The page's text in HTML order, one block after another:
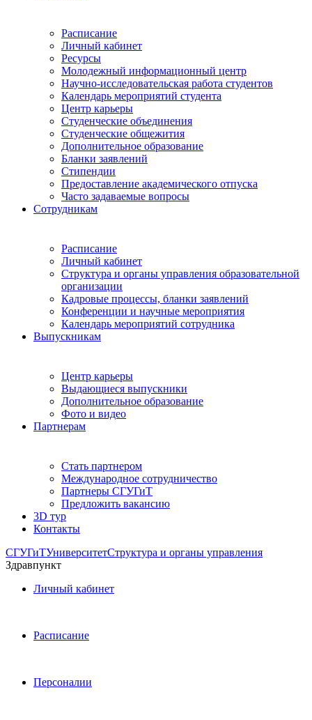
Расписание
Личный кабинет
Ресурсы
Молодежный информационный центр
Научно-исследовательская работа студентов
Календарь мероприятий студента
Центр карьеры
Студенческие объединения
Студенческие общежития
Дополнительное образование
Бланки заявлений
Стипендии
Предоставление академического отпуска
Часто задаваемые вопросы
Сотрудникам
Расписание
Личный кабинет
Структура и органы управления образовательной
организации
Кадровые процессы, бланки заявлений
Конференции и научные мероприятия
Календарь мероприятий сотрудника
Выпускникам
Центр карьеры
Выдающиеся выпускники
Дополнительное образование
Фото и видео
Партнерам
Стать партнером
Международное сотрудничество
Партнеры СГУГиТ
Предложить вакансию
3D тур
Контакты
СГУГиТУниверситетСтруктура и органы управления
Здравпункт
Личный кабинет
Расписание
Персоналии